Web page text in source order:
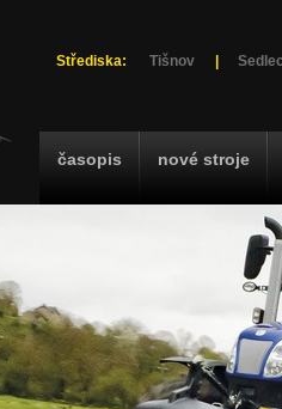
Střediska: Tišnov
časopis nové stroje